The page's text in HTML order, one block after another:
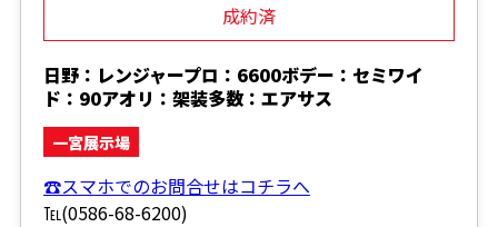
成約済
日野：レンジャープロ：6600ボデー：セミワイ
ド：90アオリ：架装多数：エアサス
一宮展示場
☎スマホでのお問合せはコチラへ
℡(0586-68-6200)